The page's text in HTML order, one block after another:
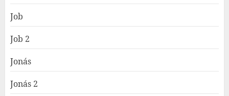
Job
Job 2
Jonás
Jonás 2